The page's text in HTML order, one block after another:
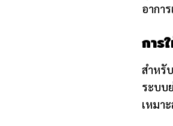
อากา
การ
สำหรั
ระบบ
เหมา